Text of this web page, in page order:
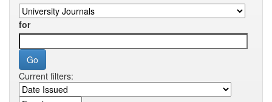
for
Current filters: